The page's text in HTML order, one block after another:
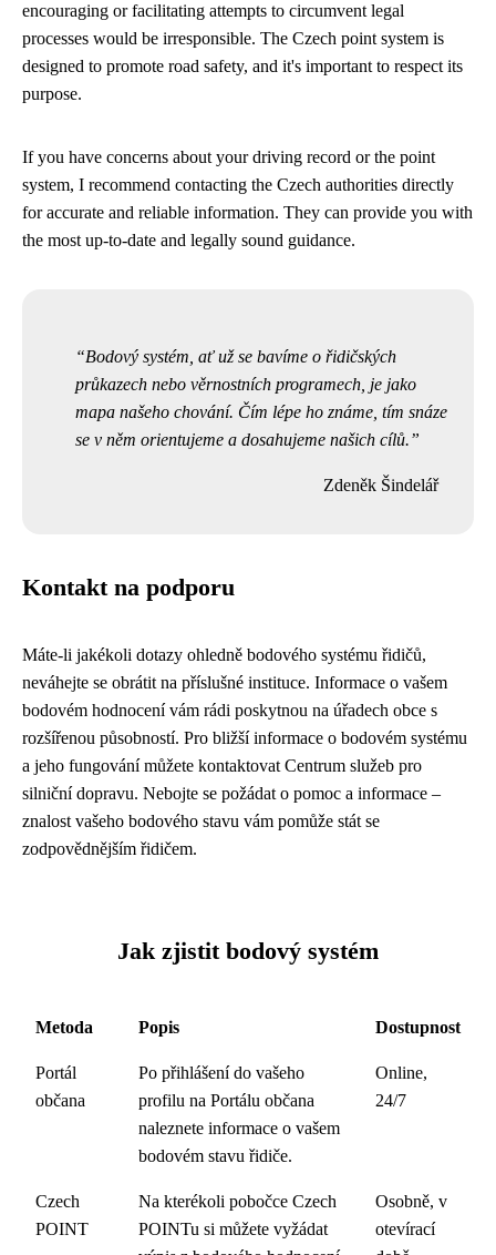
encouraging or facilitating attempts to circumvent legal
processes would be irresponsible. The Czech point system is
designed to promote road safety, and it's important to respect its
purpose.
If you have concerns about your driving record or the point
system, I recommend contacting the Czech authorities directly
for accurate and reliable information. They can provide you with
the most up-to-date and legally sound guidance.
Bodový systém, ať už se bavíme o řidičských
průkazech nebo věrnostních programech, je jako
mapa našeho chování. Čím lépe ho známe, tím snáze
se v něm orientujeme a dosahujeme našich cílů.
Zdeněk Šindelář
Kontakt na podporu
Máte-li jakékoli dotazy ohledně bodového systému řidičů,
neváhejte se obrátit na příslušné instituce. Informace o vašem
bodovém hodnocení vám rádi poskytnou na úřadech obce s
rozšířenou působností. Pro bližší informace o bodovém systému
a jeho fungování můžete kontaktovat Centrum služeb pro
silniční dopravu. Nebojte se požádat o pomoc a informace –
znalost vašeho bodového stavu vám pomůže stát se
zodpovědnějším řidičem.
Jak zjistit bodový systém
Metoda Popis Dostupnost
Portál
občana
Po přihlášení do vašeho
profilu na Portálu občana
naleznete informace o vašem
bodovém stavu řidiče.
Online,
24/7
Czech
POINT
Na kterékoli pobočce Czech
POINTu si můžete vyžádat
Osobně, v
otevírací